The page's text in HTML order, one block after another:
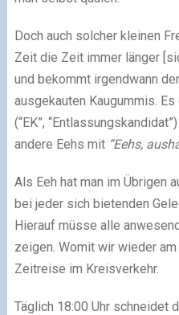
Doch auch solcher kleinen
Zeit die Zeit immer länger
und bekommt irgendwann
ausgekauten Kaugummis.
(“EK”,
andere Eehs mit “Eehs,
Als Eeh hat man im Übrigen
bei jeder sich bietenden
Hierauf müsse alle
zeigen. Womit wir wieder
Zeitreise im Kreisverkehr.
Täglich 18:00 Uhr schneidet